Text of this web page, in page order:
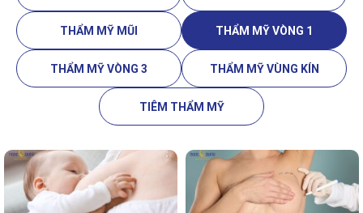
THẨM MỸ MŨI THẨM MỸ VÒNG 1
THẨM MỸ VÒNG 3 THẨM MỸ VÙNG KÍN
TIÊM THẨM MỸ